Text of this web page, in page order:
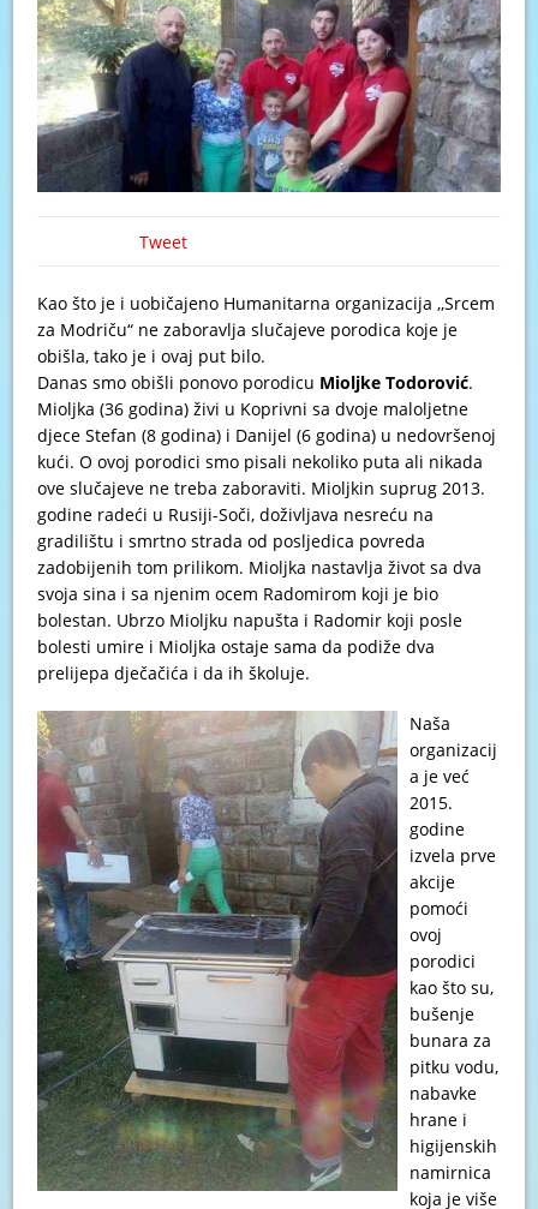
Tweet
Kao što je i uobičajeno Humanitarna organizacija ,,Srcem
za Modriču“ ne zaboravlja slučajeve porodica koje je
obišla, tako je i ovaj put bilo.
Danas smo obišli ponovo porodicu Mioljke Todorović.
Mioljka (36 godina) živi u Koprivni sa dvoje maloljetne
djece Stefan (8 godina) i Danijel (6 godina) u nedovršenoj
kući. O ovoj porodici smo pisali nekoliko puta ali nikada
ove slučajeve ne treba zaboraviti. Mioljkin suprug 2013.
godine radeći u Rusiji-Soči, doživljava nesreću na
gradilištu i smrtno strada od posljedica povreda
zadobijenih tom prilikom. Mioljka nastavlja život sa dva
svoja sina i sa njenim ocem Radomirom koji je bio
bolestan. Ubrzo Mioljku napušta i Radomir koji posle
bolesti umire i Mioljka ostaje sama da podiže dva
prelijepa dječačića i da ih školuje.
Naša
organizacij
a je već
2015.
godine
izvela prve
akcije
pomoći
ovoj
porodici
kao što su,
bušenje
bunara za
pitku vodu,
nabavke
hrane i
higijenskih
namirnica
koja je više